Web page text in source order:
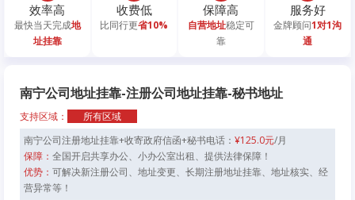
效率高
最快当天完成地
址挂靠
收费低
比同行更省10%
保障高
自营地址稳定可
靠
服务好
金牌顾问1对1沟
通
南宁公司地址挂靠-注册公司地址挂靠-秘书地址
支持区域：
所有区域
南宁公司注册地址挂靠+收寄政府信函+秘书电话： ¥125.0元/月
保障： 全国开启共享办公、小办公室出租、提供法律保障！
优势： 可解决新注册公司、地址变更、长期注册地址挂靠、地址核实、经
营异常等！